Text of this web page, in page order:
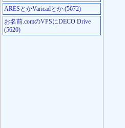
ARESとかVaricadとか (5672)
お名前.comのVPSにDECO Drive
(5620)